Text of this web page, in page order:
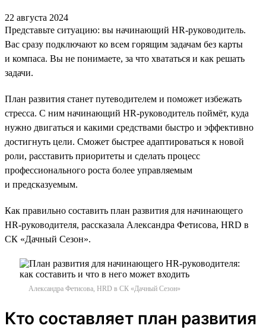
22 августа 2024
Представьте ситуацию: вы начинающий HR-руководитель.
Вас сразу подключают ко всем горящим задачам без карты
и компаса. Вы не понимаете, за что хвататься и как решать
задачи.
План развития станет путеводителем и поможет избежать
стресса. С ним начинающий HR-руководитель поймёт, куда
нужно двигаться и какими средствами быстро и эффективно
достигнуть цели. Сможет быстрее адаптироваться к новой
роли, расставить приоритеты и сделать процесс
профессионального роста более управляемым
и предсказуемым.
Как правильно составить план развития для начинающего
HR-руководителя, рассказала Александра Фетисова, HRD в
СК «Дачный Сезон».
Александра Фетисова, HRD в СК «Дачный Сезон»
Кто составляет план развития